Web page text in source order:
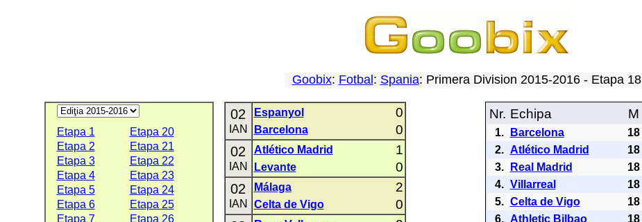
Goobix: Fotbal : Spania: Primera Division 2015-2016 - Etapa 18
Etapa 1
Etapa 20
Etapa 2
Etapa 21
Etapa 3
Etapa 22
Etapa 4
Etapa 23
Etapa 5
Etapa 24
Etapa 6
Etapa 25
Etapa 7
Etapa 26
02
IAN
Espanyol 0
Barcelona 0
02
IAN
Atlético Madrid 1
Levante 0
02
IAN
Málaga 2
Celta de Vigo 0
Nr. Echipa M
1. Barcelona 18
2. Atlético Madrid 18
3.
Real Madrid 18
4. Villarreal 18
5. Celta de Vigo 18
6. Athletic Bilbao 18